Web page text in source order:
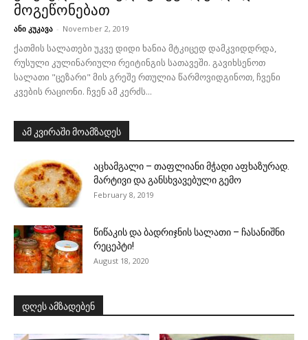
მოგეწონებათ
ანი კუკავა - November 2, 2019
ქათმის სალათები უკვე დიდი ხანია მტკიცედ დამკვიდდრდა,
რუსული კულინარიული რეიტინგის სათავეში. გავიხსენოთ
სალათი "ცეზარი" მის გრეშე რთულია წარმოვიდგინოთ, ჩვენი
კვების რაციონი. ჩვენ ამ კერძს...
ამ კვირაში მოამზადეს
აცხამგალი – თაფლიანი მჭადი აფხაზურად.
მარტივი და განსხვავებული გემო
February 8, 2019
წიწაკის და ბადრიჯნის სალათი – ჩასანიშნი
რეცეპტი!
August 18, 2020
დღეს ამზადებენ